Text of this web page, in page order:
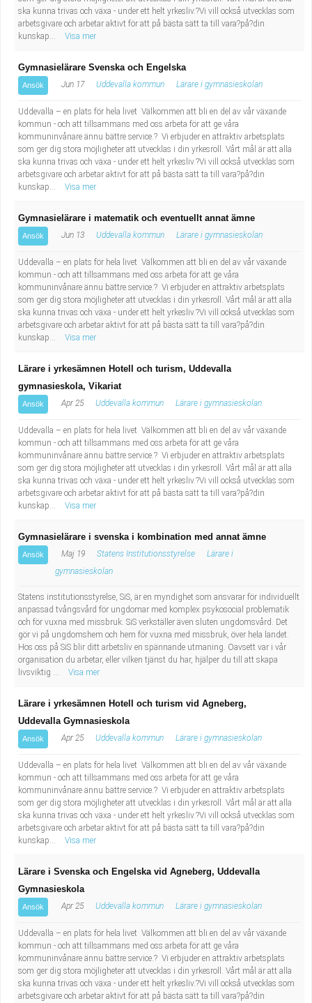
ska kunna trivas och växa - under ett helt yrkesliv.?Vi vill också utvecklas som
arbetsgivare och arbetar aktivt för att på bästa sätt ta till vara?på?din
kunskap...
Visa mer
Gymnasielärare Svenska och Engelska
Ansök Jun 17 Uddevalla kommun Lärare i gymnasieskolan
Uddevalla – en plats för hela livet Välkommen att bli en del av vår växande
kommun - och att tillsammans med oss arbeta för att ge våra
kommuninvånare ännu bättre service.? Vi erbjuder en attraktiv arbetsplats
som ger dig stora möjligheter att utvecklas i din yrkesroll. Vårt mål är att alla
ska kunna trivas och växa - under ett helt yrkesliv.?Vi vill också utvecklas som
arbetsgivare och arbetar aktivt för att på bästa sätt ta till vara?på?din
kunskap...
Visa mer
Gymnasielärare i matematik och eventuellt annat ämne
Ansök Jun 13 Uddevalla kommun Lärare i gymnasieskolan
Uddevalla – en plats för hela livet Välkommen att bli en del av vår växande
kommun - och att tillsammans med oss arbeta för att ge våra
kommuninvånare ännu bättre service.? Vi erbjuder en attraktiv arbetsplats
som ger dig stora möjligheter att utvecklas i din yrkesroll. Vårt mål är att alla
ska kunna trivas och växa - under ett helt yrkesliv.?Vi vill också utvecklas som
arbetsgivare och arbetar aktivt för att på bästa sätt ta till vara?på?din
kunskap...
Visa mer
Lärare i yrkesämnen Hotell och turism, Uddevalla
gymnasieskola, Vikariat
Ansök Apr 25 Uddevalla kommun Lärare i gymnasieskolan
Uddevalla – en plats för hela livet Välkommen att bli en del av vår växande
kommun - och att tillsammans med oss arbeta för att ge våra
kommuninvånare ännu bättre service.? Vi erbjuder en attraktiv arbetsplats
som ger dig stora möjligheter att utvecklas i din yrkesroll. Vårt mål är att alla
ska kunna trivas och växa - under ett helt yrkesliv.?Vi vill också utvecklas som
arbetsgivare och arbetar aktivt för att på bästa sätt ta till vara?på?din
kunskap...
Visa mer
Gymnasielärare i svenska i kombination med annat ämne
Ansök Maj 19 Statens Institutionsstyrelse
Lärare i
gymnasieskolan
Statens institutionsstyrelse, SiS, är en myndighet som ansvarar för individuellt
anpassad tvångsvård för ungdomar med komplex psykosocial problematik
och för vuxna med missbruk. SiS verkställer även sluten ungdomsvård. Det
gör vi på ungdomshem och hem för vuxna med missbruk, över hela landet.
Hos oss på SiS blir ditt arbetsliv en spännande utmaning. Oavsett var i vår
organisation du arbetar, eller vilken tjänst du har, hjälper du till att skapa
livsviktig ...
Visa mer
Lärare i yrkesämnen Hotell och turism vid Agneberg,
Uddevalla Gymnasieskola
Ansök Apr 25 Uddevalla kommun Lärare i gymnasieskolan
Uddevalla – en plats för hela livet Välkommen att bli en del av vår växande
kommun - och att tillsammans med oss arbeta för att ge våra
kommuninvånare ännu bättre service.? Vi erbjuder en attraktiv arbetsplats
som ger dig stora möjligheter att utvecklas i din yrkesroll. Vårt mål är att alla
ska kunna trivas och växa - under ett helt yrkesliv.?Vi vill också utvecklas som
arbetsgivare och arbetar aktivt för att på bästa sätt ta till vara?på?din
kunskap...
Visa mer
Lärare i Svenska och Engelska vid Agneberg, Uddevalla
Gymnasieskola
Ansök Apr 25 Uddevalla kommun Lärare i gymnasieskolan
Uddevalla – en plats för hela livet Välkommen att bli en del av vår växande
kommun - och att tillsammans med oss arbeta för att ge våra
kommuninvånare ännu bättre service.? Vi erbjuder en attraktiv arbetsplats
som ger dig stora möjligheter att utvecklas i din yrkesroll. Vårt mål är att alla
ska kunna trivas och växa - under ett helt yrkesliv.?Vi vill också utvecklas som
arbetsgivare och arbetar aktivt för att på bästa sätt ta till vara?på?din